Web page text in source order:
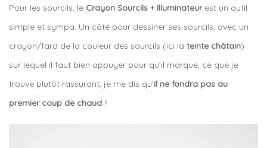
Pour les sourcils, le Crayon Sourcils + Illuminateurest un outil
simple et sympa. Un côté pour dessiner ses sourcils, avec un
crayon/fard de la couleur des sourcils (ici la teinte châtain)
sur lequel il faut bien appuyer pour qu’il marque, ce que je
trouve plutôt rassurant, je me dis qu’il ne fondra pas au
premier coup de chaud !!